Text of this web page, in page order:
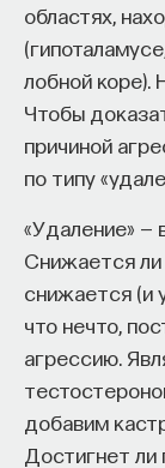
областях,
лобной коре).
Чтобы
причиной
по типу
«Удаление» —
Снижается ли
снижается (и
что нечто,
агрессию.
добавим
Достигнет ли